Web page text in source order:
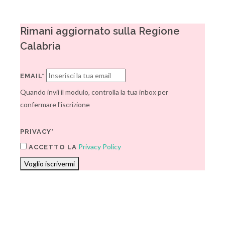
Rimani aggiornato sulla Regione
Calabria
EMAIL*
Quando invii il modulo, controlla la tua inbox per
confermare l'iscrizione
PRIVACY*
ACCETTO LA Privacy Policy
Voglio iscrivermi